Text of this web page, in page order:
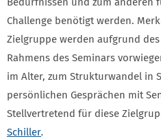
Challenge benötigt werden.
Zielgruppe werden aufgrund
Rahmens des Seminars
im Alter, zum Strukturwandel in
persönlichen Gesprächen mit
Stellvertretend für diese
Schiller.